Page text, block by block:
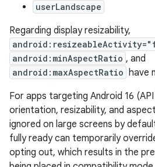
userLandscape
Regarding display resizability,
android:minAspectRatio , and
android:maxAspectRatio
have
For apps targeting Android 16
orientation, resizability, and
ignored on large screens by
fully ready can temporarily
opting out, which results in the